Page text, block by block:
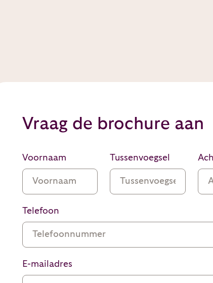
Vraag de brochure aan
Voornaam Tussenvoegsel
Telefoon
E-mailadres